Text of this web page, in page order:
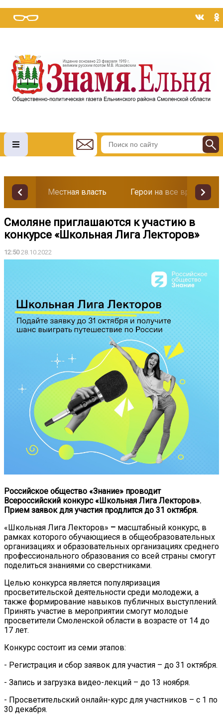
Местная власть Герои на все времена
Смоляне приглашаются к участию в
конкурсе «Школьная Лига Лекторов»
12:5028.10.2022
Российское общество «Знание» проводит
Всероссийский конкурс «Школьная Лига Лекторов».
Прием заявок для участия продлится до 31 октября.
«Школьная Лига Лекторов» – масштабный конкурс, в
рамках которого обучающиеся в общеобразовательных
организациях и образовательных организациях среднего
профессионального образования со всей страны смогут
поделиться знаниями со сверстниками.
Целью конкурса является популяризация
просветительской деятельности среди молодежи, а
также формирование навыков публичных выступлений.
Принять участие в мероприятии смогут молодые
просветители Смоленской области в возрасте от 14 до
17 лет.
Конкурс состоит из семи этапов:
- Регистрация и сбор заявок для участия – до 31 октября.
- Запись и загрузка видео-лекций – до 13 ноября.
- Просветительский онлайн-курс для участников – с 1 по
30 декабря.